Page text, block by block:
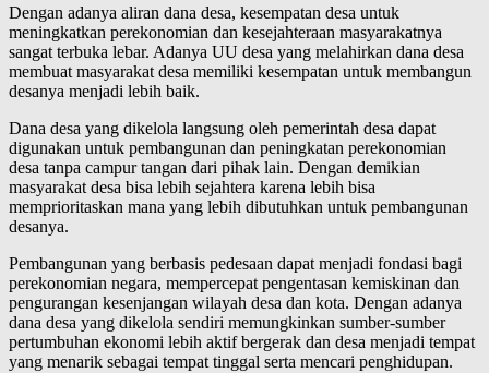
Dengan adanya aliran dana desa, kesempatan desa untuk
meningkatkan perekonomian dan kesejahteraan masyarakatnya
sangat terbuka lebar. Adanya UU desa yang melahirkan dana desa
membuat masyarakat desa memiliki kesempatan untuk membangun
desanya menjadi lebih baik.
Dana desa yang dikelola langsung oleh pemerintah desa dapat
digunakan untuk pembangunan dan peningkatan perekonomian
desa tanpa campur tangan dari pihak lain. Dengan demikian
masyarakat desa bisa lebih sejahtera karena lebih bisa
memprioritaskan mana yang lebih dibutuhkan untuk pembangunan
desanya.
Pembangunan yang berbasis pedesaan dapat menjadi fondasi bagi
perekonomian negara, mempercepat pengentasan kemiskinan dan
pengurangan kesenjangan wilayah desa dan kota. Dengan adanya
dana desa yang dikelola sendiri memungkinkan sumber-sumber
pertumbuhan ekonomi lebih aktif bergerak dan desa menjadi tempat
yang menarik sebagai tempat tinggal serta mencari penghidupan.